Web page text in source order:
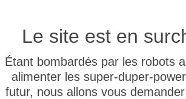
Le site est en
Étant bombardés par les robots
alimenter les super-duper-
futur, nous allons vous